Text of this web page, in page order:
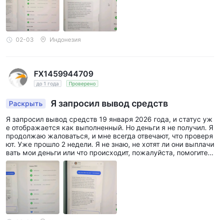
02-03 Индонезия
FX1459944709
до 1 года Проверено
Раскрыть Я запросил вывод средств
Я запросил вывод средств 19 января 2026 года, и статус уж
е отображается как выполненный. Но деньги я не получил. Я
продолжаю жаловаться, и мне всегда отвечают, что проверя
ют. Уже прошло 2 недели. Я не знаю, не хотят ли они выплачи
вать мои деньги или что происходит, пожалуйста, помогите.
Я отправил свою банковскую выписку. А когда я прошу пред
оставить доказательство перевода денег мне, они не могут
этого сделать.